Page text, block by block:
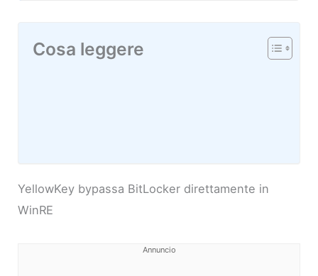
Cosa leggere
YellowKey bypassa BitLocker direttamente in
WinRE
Annuncio